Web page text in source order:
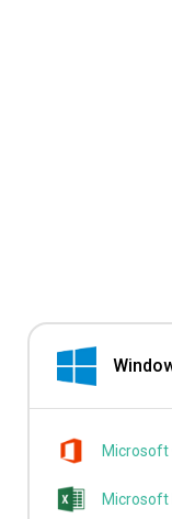
Microsoft
Microsoft